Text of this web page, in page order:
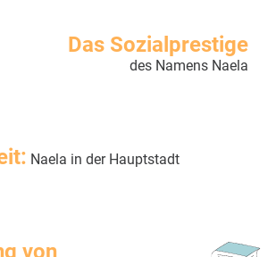
Das Sozialprestige
des Namens Naela
Naela in der Hauptstadt
von